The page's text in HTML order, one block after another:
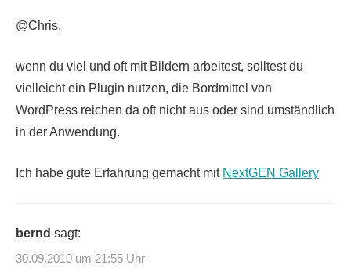
@Chris,
wenn du viel und oft mit Bildern arbeitest, solltest du
vielleicht ein Plugin nutzen, die Bordmittel von
WordPress reichen da oft nicht aus oder sind umständlich
in der Anwendung.
Ich habe gute Erfahrung gemacht mit NextGEN Gallery
bernd sagt:
30.09.2010 um 21:55 Uhr